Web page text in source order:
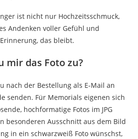
ist nicht nur Hochzeitsschmuck,
Andenken voller Gefühl und
das bleibt.
mir das Foto zu?
nach der Bestellung als E-Mail an
senden. Für Memorials eigenen sich
hochformatige Fotos im JPG
besonderen Ausschnitt aus dem Bild
in ein schwarzweiß Foto wünschst,